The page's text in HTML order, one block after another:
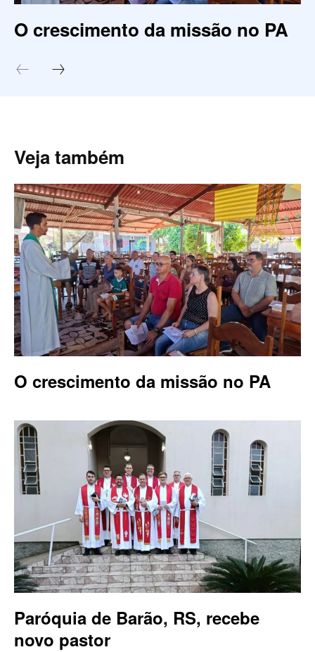
O crescimento da missão no PA
Veja também
O crescimento da missão no PA
Paróquia de Barão, RS, recebe
novo pastor